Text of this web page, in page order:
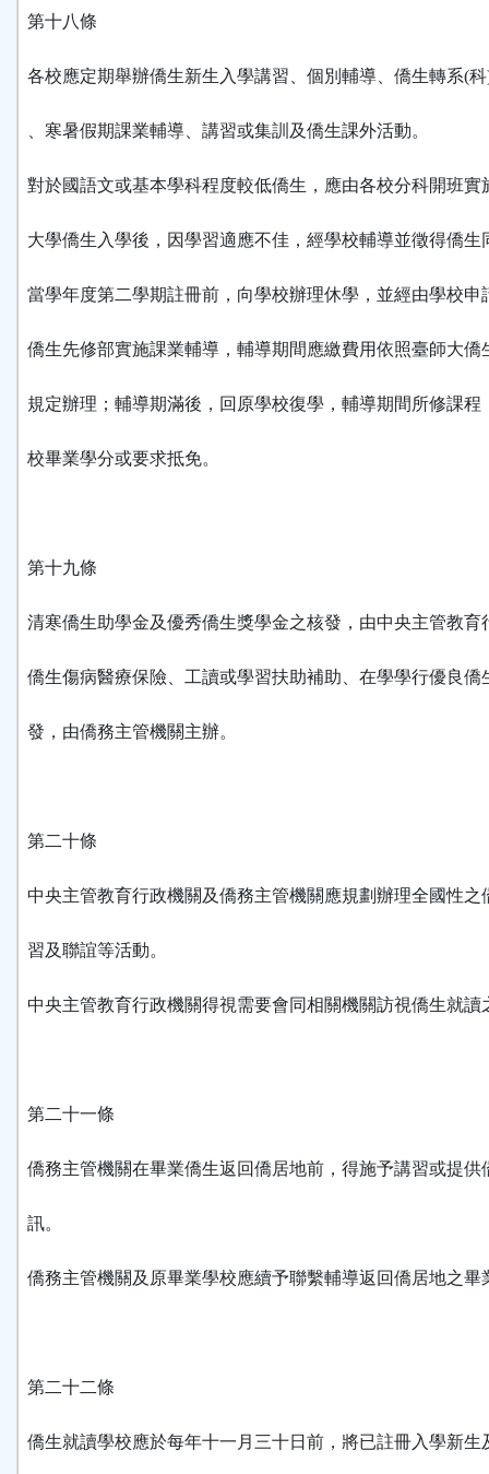
第十八條
各校應定期舉辦僑生新生入學講習、個別輔導、僑生轉系(
、寒暑假期課業輔導、講習或集訓及僑生課外活動。
對於國語文或基本學科程度較低僑生，應由各校分科開班實
大學僑生入學後，因學習適應不佳，經學校輔導並徵得僑生
當學年度第二學期註冊前，向學校辦理休學，並經由學校申
僑生先修部實施課業輔導，輔導期間應繳費用依照臺師大僑
規定辦理；輔導期滿後，回原學校復學，輔導期間所修課程
校畢業學分或要求抵免。
第十九條
清寒僑生助學金及優秀僑生獎學金之核發，由中央主管教育
僑生傷病醫療保險、工讀或學習扶助補助、在學學行優良僑
發，由僑務主管機關主辦。
第二十條
中央主管教育行政機關及僑務主管機關應規劃辦理全國性之
習及聯誼等活動。
中央主管教育行政機關得視需要會同相關機關訪視僑生就讀
第二十一條
僑務主管機關在畢業僑生返回僑居地前，得施予講習或提供
訊。
僑務主管機關及原畢業學校應續予聯繫輔導返回僑居地之畢
第二十二條
僑生就讀學校應於每年十一月三十日前，將已註冊入學新生